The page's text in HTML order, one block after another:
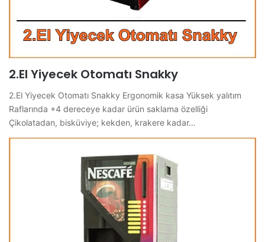
2.El Yiyecek Otomatı Snakky
2.El Yiyecek Otomatı Snakky Ergonomik kasa Yüksek yalıtım
Raflarında +4 dereceye kadar ürün saklama özelliği
Çikolatadan, bisküviye; kekden, krakere kadar…